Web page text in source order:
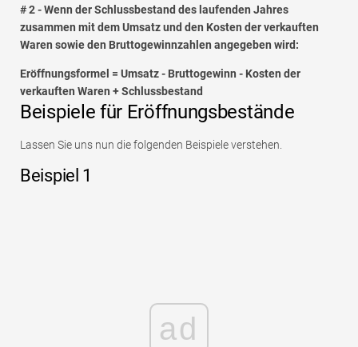
# 2 - Wenn der Schlussbestand des laufenden Jahres
zusammen mit dem Umsatz und den Kosten der verkauften
Waren sowie den Bruttogewinnzahlen angegeben wird:
Eröffnungsformel = Umsatz - Bruttogewinn - Kosten der
verkauften Waren + Schlussbestand
Beispiele für Eröffnungsbestände
Lassen Sie uns nun die folgenden Beispiele verstehen.
Beispiel 1
ad